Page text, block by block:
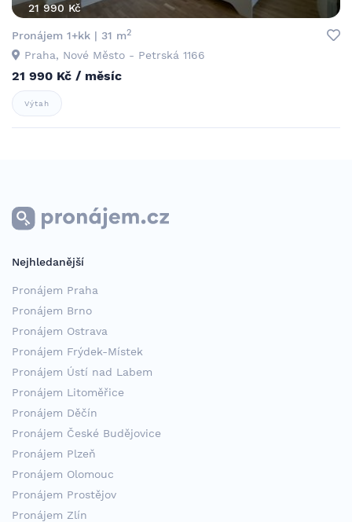
21 990 Kč
Pronájem 1+kk | 31 m2
Praha, Nové Město - Petrská 1166
21 990 Kč / měsíc
Výtah
Nejhledanější
Pronájem Praha
Pronájem Brno
Pronájem Ostrava
Pronájem Frýdek-Místek
Pronájem Ústí nad Labem
Pronájem Litoměřice
Pronájem Děčín
Pronájem České Budějovice
Pronájem Plzeň
Pronájem Olomouc
Pronájem Prostějov
Pronájem Zlín